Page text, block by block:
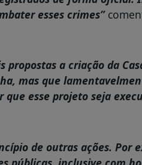
esses crimes”
propostas a criação da
mas que
que esse projeto seja
de outras ações. Por